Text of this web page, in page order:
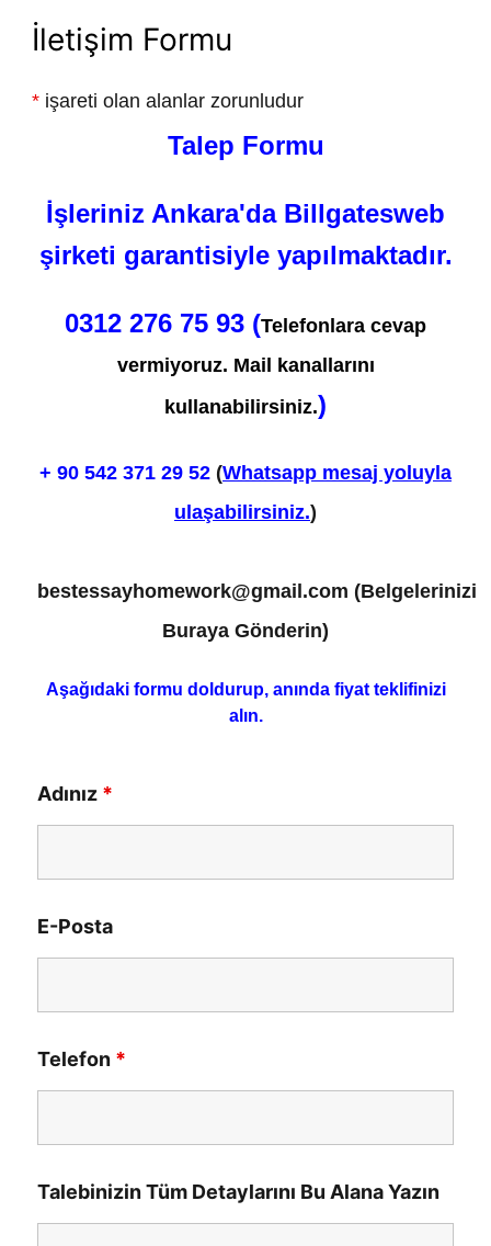
İletişim Formu
* işareti olan alanlar zorunludur
Talep Formu
İşleriniz Ankara'da Billgatesweb
şirketi garantisiyle yapılmaktadır.
0312 276 75 93 (Telefonlara cevap
vermiyoruz. Mail kanallarını
kullanabilirsiniz.)
+ 90 542 371 29 52 (Whatsapp mesaj yoluyla
ulaşabilirsiniz.)
bestessayhomework@gmail.com (Belgelerinizi
Buraya Gönderin)
Aşağıdaki formu doldurup, anında fiyat teklifinizi
alın.
Adınız *
E-Posta
Telefon *
Talebinizin Tüm Detaylarını Bu Alana Yazın